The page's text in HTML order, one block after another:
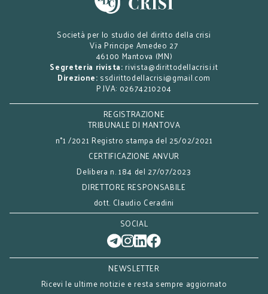
Società per lo studio del diritto della crisi
Via Principe Amedeo 27
46100 Mantova (MN)
Segreteria rivista: rivista@dirittodellacrisi.it
Direzione: ssdirittodellacrisi@gmail.com
P.IVA: 02674210204
REGISTRAZIONE
TRIBUNALE DI MANTOVA
n°1 /2021 Registro stampa del 25/02/2021
CERTIFICAZIONE ANVUR
Delibera n. 184 del 27/07/2023
DIRETTORE RESPONSABILE
dott. Claudio Ceradini
SOCIAL
NEWSLETTER
Ricevi le ultime notizie e resta sempre aggiornato